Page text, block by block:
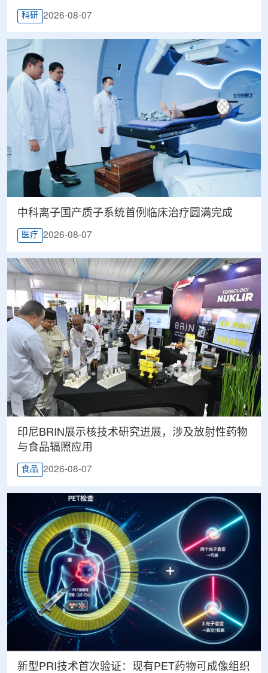
科研 2026-08-07
中科离子国产质子系统首例临床治疗圆满完成
医疗 2026-08-07
印尼BRIN展示核技术研究进展，涉及放射性药物
与食品辐照应用
食品 2026-08-07
新型PRI技术首次验证：现有PET药物可成像组织